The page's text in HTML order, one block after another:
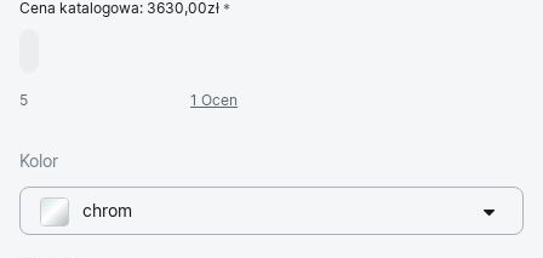
Cena katalogowa: 3630,00zł
5 1 Ocen
Kolor
chrom